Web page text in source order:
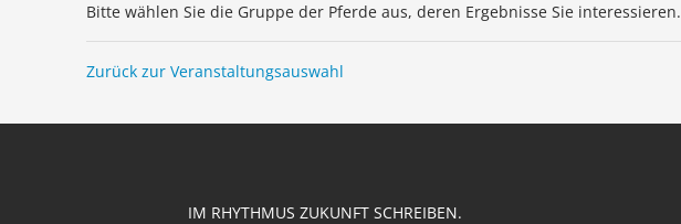
Bitte wählen Sie die Gruppe der Pferde aus, deren Ergebnisse Sie interessieren.
Zurück zur Veranstaltungsauswahl
IM RHYTHMUS ZUKUNFT SCHREIBEN.